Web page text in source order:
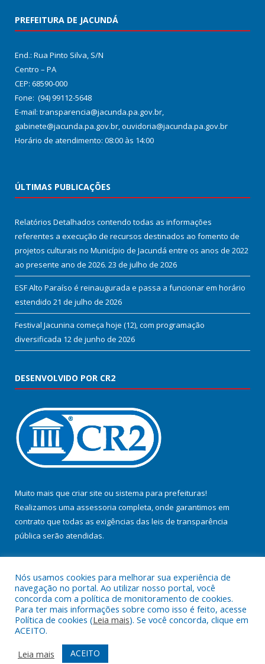
PREFEITURA DE JACUNDÁ
End.: Rua Pinto Silva, S/N
Centro – PA
CEP: 68590-000
Fone: (94) 99112-5648
E-mail: transparencia@jacunda.pa.gov.br,
gabinete@jacunda.pa.gov.br, ouvidoria@jacunda.pa.gov.br
Horário de atendimento: 08:00 às 14:00
ÚLTIMAS PUBLICAÇÕES
Relatórios Detalhados contendo todas as informações
referentes a execução de recursos destinados ao fomento de
projetos culturais no Município de Jacundá entre os anos de 2022
ao presente ano de 2026. 23 de julho de 2026
ESF Alto Paraíso é reinaugurada e passa a funcionar em horário
estendido 21 de julho de 2026
Festival Jacunina começa hoje (12), com programação
diversificada 12 de junho de 2026
DESENVOLVIDO POR CR2
Muito mais que criar site ou sistema para prefeituras!
Realizamos uma assessoria completa, onde garantimos em
contrato que todas as exigências das leis de transparência
pública serão atendidas.
Todos os direitos reservados a Prefeitura Municipal de Jacundá.
Mapa do Site
Acessar Área Administrativa
Nós usamos cookies para melhorar sua experiência de
navegação no portal. Ao utilizar nosso portal, você
concorda com a política de monitoramento de cookies.
Para ter mais informações sobre como isso é feito, acesse
Política de cookies (Leia mais). Se você concorda, clique em
ACEITO.
Leia mais
ACEITO